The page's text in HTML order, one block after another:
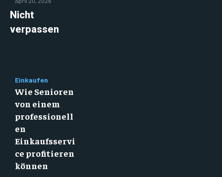
Nicht
verpassen
Einkaufen
Wie Senioren
von einem
professionell
en
Einkaufsservi
ce profitieren
können